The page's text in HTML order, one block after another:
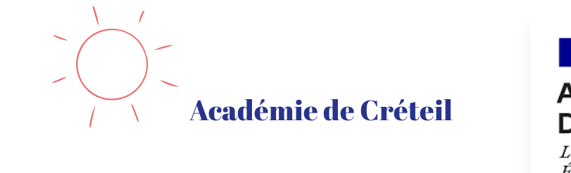
Académie de Créteil